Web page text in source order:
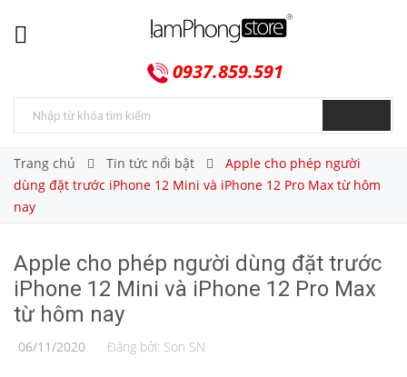
0937.859.591
Trang chủ Tin tức nổi bật
Apple cho phép người
dùng đặt trước iPhone 12 Mini và iPhone 12 Pro Max từ hôm
nay
Apple cho phép người dùng đặt trước
iPhone 12 Mini và iPhone 12 Pro Max
từ hôm nay
06/11/2020 Đăng bởi: Son SN